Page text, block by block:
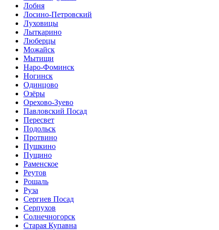
Лобня
Лосино-Петровский
Луховицы
Лыткарино
Люберцы
Можайск
Мытищи
Наро-Фоминск
Ногинск
Одинцово
Озёры
Орехово-Зуево
Павловский Посад
Пересвет
Подольск
Протвино
Пушкино
Пущино
Раменское
Реутов
Рошаль
Руза
Сергиев Посад
Серпухов
Солнечногорск
Старая Купавна